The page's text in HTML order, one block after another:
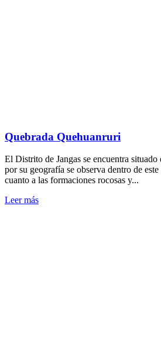
Quebrada Quehuanruri
El Distrito de Jangas se encuentra
por su geografía se observa dentro de
cuanto a las formaciones rocosas y...
Leer más